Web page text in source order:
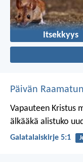
Itsekkyys
Päivän
Vapauteen Kristus
älkääkä alistuko
Galatalaiskirje 5:1